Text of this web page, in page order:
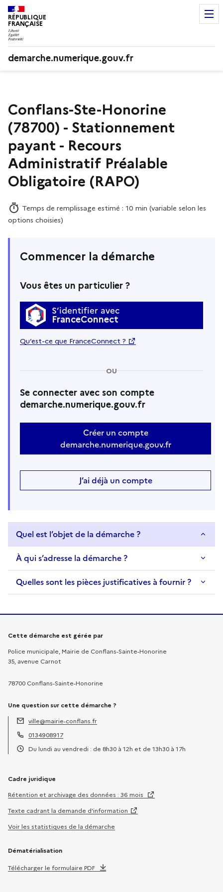
RÉPUBLIQUE
FRANÇAISE
demarche.numerique.gouv.fr
Conflans-Ste-Honorine
(78700) - Stationnement
payant - Recours
Administratif Préalable
Obligatoire (RAPO)
Temps de remplissage estimé : 10 min (variable selon les
options choisies)
Commencer la démarche
Vous êtes un particulier ?
S’identifier avec
FranceConnect
Qu’est-ce que FranceConnect ?
OU
Se connecter avec son compte
demarche.numerique.gouv.fr
Créer un compte
demarche.numerique.gouv.fr
J’ai déjà un compte
Quel est l’objet de la démarche ?
À qui s’adresse la démarche ?
Quelles sont les pièces justificatives à fournir ?
Informations sur la démarche
Cette démarche est gérée par
Police municipale, Mairie de Conflans-Sainte-Honorine
35, avenue Carnot
78700 Conflans-Sainte-Honorine
Une question sur cette démarche ?
Adresse électronique :
ville@mairie-conflans.fr
Téléphone :
0134908917
Du lundi au vendredi : de 8h30 à 12h et de 13h30 à 17h
Cadre juridique
Rétention et archivage des données : 36 mois
Texte cadrant la demande d’information
Voir les statistiques de la démarche
Dématérialisation
Télécharger le formulaire PDF